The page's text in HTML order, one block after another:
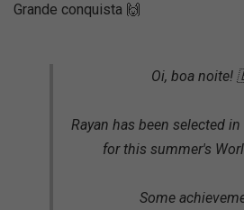
Grande conquista 🙌
Oi, boa
Rayan has been selected
for this summer's
Some